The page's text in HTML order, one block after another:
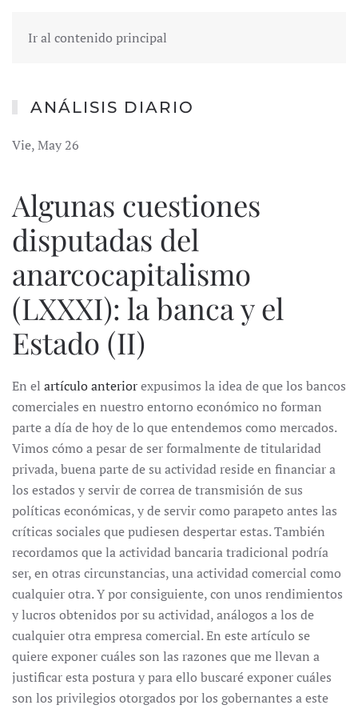
Ir al contenido principal
ANÁLISIS DIARIO
Vie, May 26
Algunas cuestiones
disputadas del
anarcocapitalismo
(LXXXI): la banca y el
Estado (II)
En el artículo anteriorexpusimos la idea de que los bancos
comerciales en nuestro entorno económico no forman
parte a día de hoy de lo que entendemos como mercados.
Vimos cómo a pesar de ser formalmente de titularidad
privada, buena parte de su actividad reside en financiar a
los estados y servir de correa de transmisión de sus
políticas económicas, y de servir como parapeto antes las
críticas sociales que pudiesen despertar estas. También
recordamos que la actividad bancaria tradicional podría
ser, en otras circunstancias, una actividad comercial como
cualquier otra. Y por consiguiente, con unos rendimientos
y lucros obtenidos por su actividad, análogos a los de
cualquier otra empresa comercial. En este artículo se
quiere exponer cuáles son las razones que me llevan a
justificar esta postura y para ello buscaré exponer cuáles
son los privilegios otorgados por los gobernantes a este